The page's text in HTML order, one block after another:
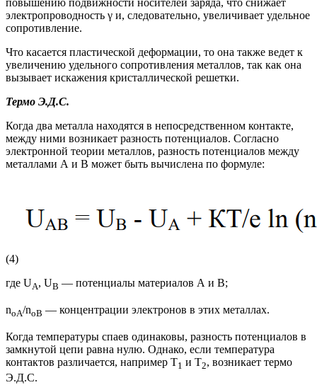
электропроводность γ и, следовательно, увеличивает удельное
сопротивление.
Что касается пластической деформации, то она также ведет к
увеличению удельного сопротивления металлов, так как она
вызывает искажения кристаллической решетки.
Термо Э.Д.С.
Когда два металла находятся в непосредственном контакте,
между ними возникает разность потенциалов. Согласно
электронной теории металлов, разность потенциалов между
металлами А и В может быть вычислена по формуле:
(4)
где UА, UВ — потенциалы материалов А и В;
nоА/nоВ — концентрации электронов в этих металлах.
Когда температуры спаев одинаковы, разность потенциалов в
замкнутой цепи равна нулю. Однако, если температура
контактов различается, например Т1 и Т2, возникает термо
Э.Д.С.